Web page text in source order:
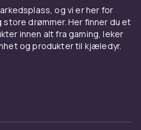
og vi er her for
drømmer. Her finner du et
innen alt fra gaming, leker
og produkter til kjæledyr.